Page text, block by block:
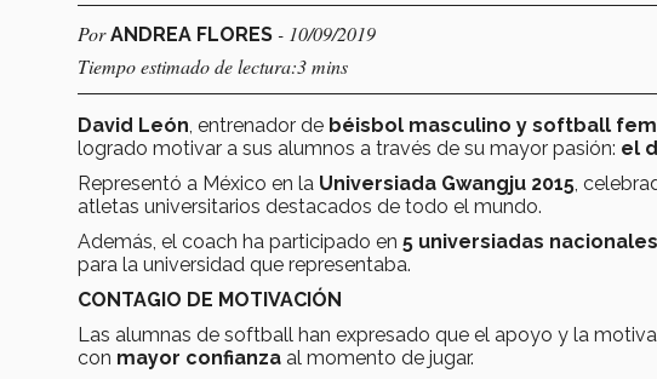
PorANDREA FLORES - 10/09/2019
Tiempo estimado de lectura:3 mins
David León , entrenador de béisbol masculino y softball
logrado motivar a sus alumnos a través de su mayor pasión: el
Representó a México en la Universiada Gwangju 2015 ,
atletas universitarios destacados de todo el mundo.
Además, el coach ha participado en 5 universiadas
para la universidad que representaba.
CONTAGIO DE MOTIVACIÓN
Las alumnas de softball han expresado que el apoyo y la
con mayor confianza al momento de jugar.